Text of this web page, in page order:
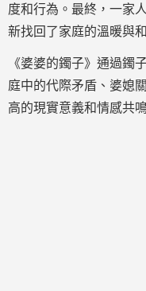
度和行為。最終，一家
新找回了家庭的溫暖與
《婆婆的鐲子》通過鐲
庭中的代際矛盾、婆媳
高的現實意義和情感共